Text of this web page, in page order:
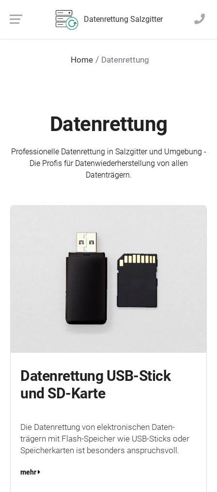
Datenrettung Salzgitter
Home Datenrettung
Datenrettung
Professionelle Daten­rettung in Salzgitter und Umgebung -
Die Profis für Daten­wieder­herstellung von allen
Datenträgern.
Datenrettung USB-Stick
und SD-Karte
Die Datenrettung von elektronischen Daten­
trägern mit Flash-Speicher wie USB-Sticks oder
Speicher­karten ist besonders anspruchsvoll.
mehr